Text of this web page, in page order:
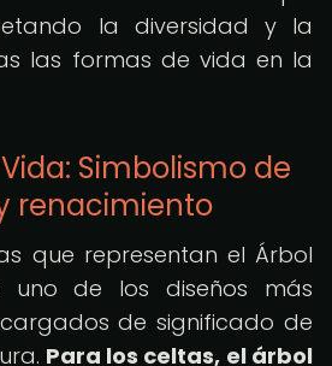
la diversidad y la
las formas de vida en la
Simbolismo de
renacimiento
que representan el Árbol
de los diseños más
de significado de
Para los celtas, el árbol